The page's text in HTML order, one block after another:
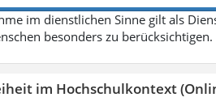
im dienstlichen Sinne gilt als
besonders zu berücksichtigen.
im Hochschulkontext